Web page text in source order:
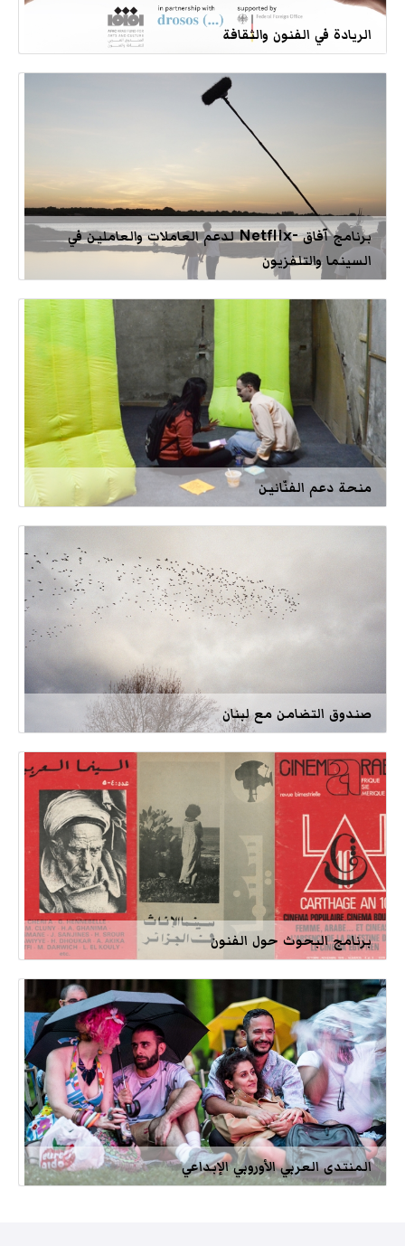
الريادة في الفنون والثقافة
برنامج آفاق -Netflix لدعم العاملات والعاملين في
السينما والتلفزيون
منحة دعم الفنّانين
صندوق التضامن مع لبنان
برنامج البحوث حول الفنون
المنتدى العربي الأوروبي الإبداعي